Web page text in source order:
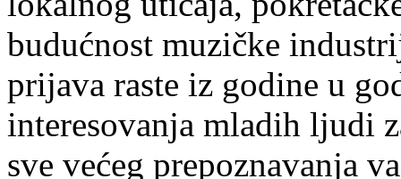
budućnost muzičke
prijava raste iz godine u
interesovanja mladih ljudi
sve većeg prepoznavanja